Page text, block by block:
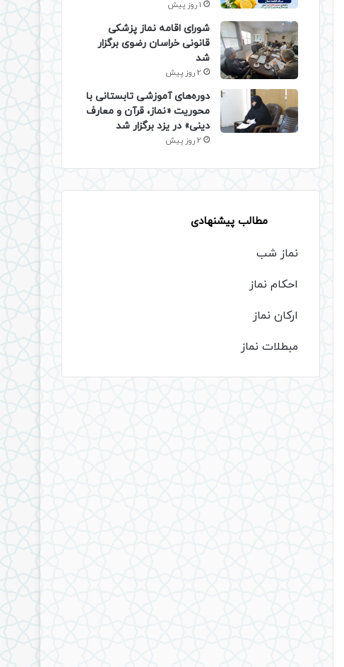
1 روز پیش
شورای اقامه نماز پزشکی
قانونی خراسان رضوی برگزار
شد
2 روز پیش
دوره‌های آموزشی تابستانی با
محوریت «نماز، قرآن و معارف
دینی» در یزد برگزار شد
2 روز پیش
مطالب پیشنهادی
نماز شب
احکام نماز
ارکان نماز
مبطلات نماز